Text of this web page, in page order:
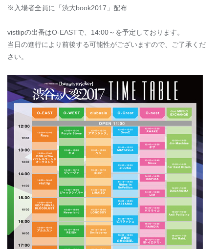
※入場者全員に「渋大book2017」配布
vistlipの出番はO-EASTで、14:00～を予定しております。
当日の進行により前後する可能性がございますので、ご了承くだ
さい。